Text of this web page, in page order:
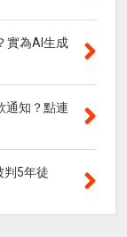
實為AI生成
通知？點連
判5年徒